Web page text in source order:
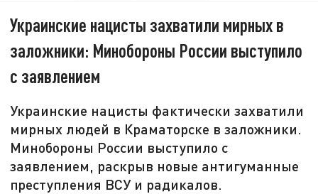
Украинские нацисты захватили мирных в
заложники: Минобороны России выступило
с заявлением
Украинские нацисты фактически захватили
мирных людей в Краматорске в заложники.
Минобороны России выступило с
заявлением, раскрыв новые антигуманные
преступления ВСУ и радикалов.